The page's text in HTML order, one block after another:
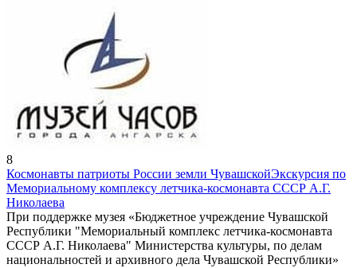
8
Космонавты патриоты России земли ЧувашскойЭкскурсия по
Мемориальному комплексу летчика-космонавта СССР А.Г.
Николаева
При поддержке музея «Бюджетное учреждение Чувашской
Республики "Мемориальный комплекс летчика-космонавта
СССР А.Г. Николаева" Министерства культуры, по делам
национальностей и архивного дела Чувашской Республики»